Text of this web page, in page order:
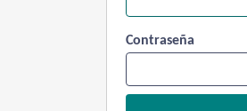
Contraseña